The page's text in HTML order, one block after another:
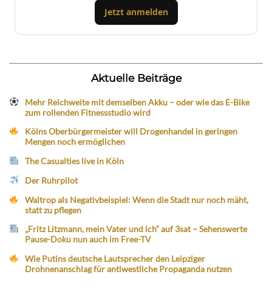
Jetzt anmelden
Aktuelle Beiträge
Mehr Reichweite mit demselben Akku – oder wie das E-Bike
zum rollenden Fitnessstudio wird
Kölns Oberbürgermeister will Drogenhandel in geringen
Mengen noch ermöglichen
The Casualties live in Köln
Der Ruhrpilot
Waltrop als Negativbeispiel: Wenn die Stadt nur noch mäht,
statt zu pflegen
„Fritz Litzmann, mein Vater und ich“ auf 3sat – Sehenswerte
Pause-Doku nun auch im Free-TV
Wie Putins deutsche Lautsprecher den Leipziger
Drohnenanschlag für antiwestliche Propaganda nutzen